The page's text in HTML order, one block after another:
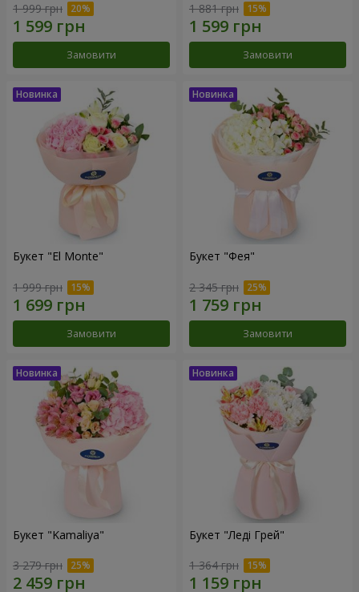
1 999 грн
Замовити
1 881 грн
Замовити
Букет "El Monte"
1 999 грн
Замовити
Букет "Фея"
2 345 грн
Замовити
Букет "Kamaliya"
3 279 грн
Букет "Леді Грей"
1 364 грн